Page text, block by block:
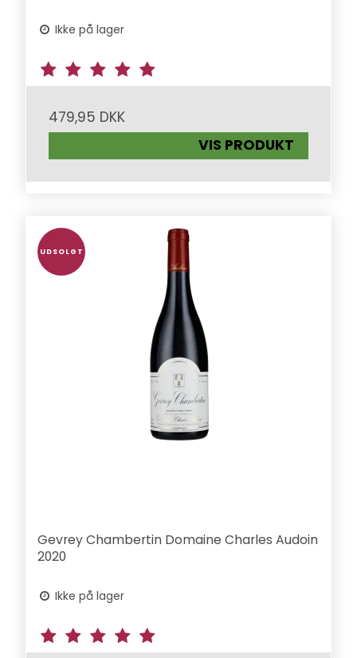
Ikke på lager
479,95 DKK
VIS PRODUKT
UDSOLGT
Gevrey Chambertin Domaine Charles Audoin
2020
Ikke på lager